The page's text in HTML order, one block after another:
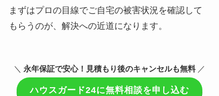
まずはプロの目線でご自宅の被害状況を確認して
もらうのが、解決への近道になります。
＼ 永年保証で安心！見積もり後のキャンセルも無料／
ハウスガード24に無料相談を申し込む